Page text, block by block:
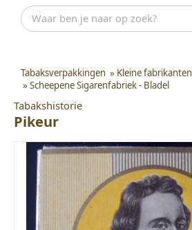
Tabaksverpakkingen » Kleine fabrikanten
» Scheepene Sigarenfabriek - Bladel
Tabakshistorie
Pikeur